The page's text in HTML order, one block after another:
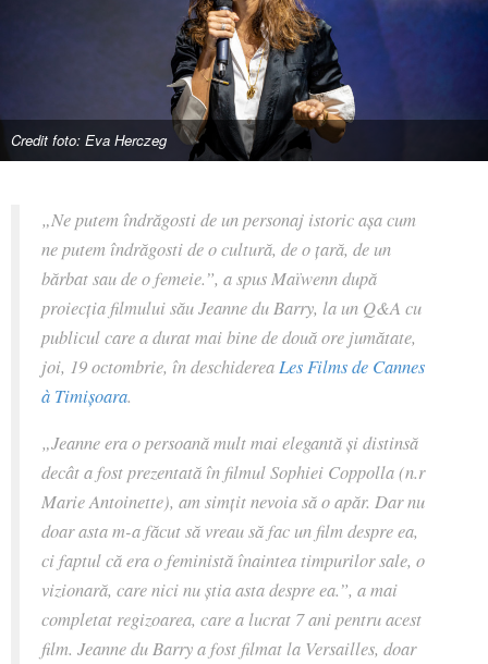
Credit foto: Eva Herczeg
„Ne putem îndrăgosti de un personaj istoric așa cum
ne putem îndrăgosti de o cultură, de o țară, de un
bărbat sau de o femeie.”, a spus Maïwenn după
proiecția filmului săuJeanne du Barry, la un Q&A cu
publicul care a durat mai bine de două ore jumătate,
joi, 19 octombrie, în deschiderea Les Films de Cannes
à Timișoara.
„Jeanne era o persoană mult mai elegantă și distinsă
decât a fost prezentată în filmul Sophiei Coppolla (n.r
Marie Antoinette), am simțit nevoia să o apăr. Dar nu
doar asta m-a făcut să vreau să fac un film despre ea,
ci faptul că era o feministă înaintea timpurilor sale, o
vizionară, care nici nu știa asta despre ea.”, a mai
completat regizoarea, care a lucrat 7 ani pentru acest
film. Jeanne du Barrya fost filmat la Versailles, doar